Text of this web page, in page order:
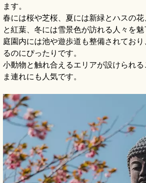
ます。
春には桜や芝桜、夏には新緑とハスの
と紅葉、冬には雪景色が訪れる人々を魅
庭園内には池や遊歩道も整備されてお
るのにぴったりです。
小動物と触れ合えるエリアが設けられ
ま連れにも人気です。